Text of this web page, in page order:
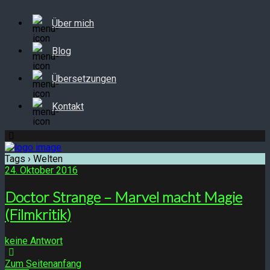
Über mich
Blog
Übersetzungen
Kontakt
Tags › Welten
24. Oktober 2016
Doctor Strange – Marvel macht Magie
(Filmkritik)
keine Antwort
Zum Seitenanfang